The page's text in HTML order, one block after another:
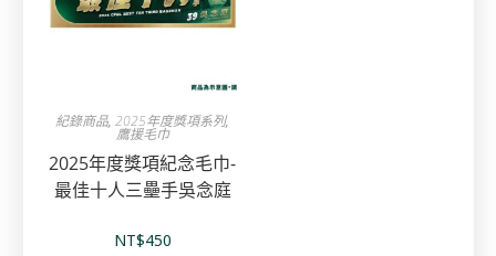
紀錄商品,2025年度獎項系列,
鷹援毛巾
2025年度獎項紀念毛巾-
最佳十人三壘手吳念庭
NT$450